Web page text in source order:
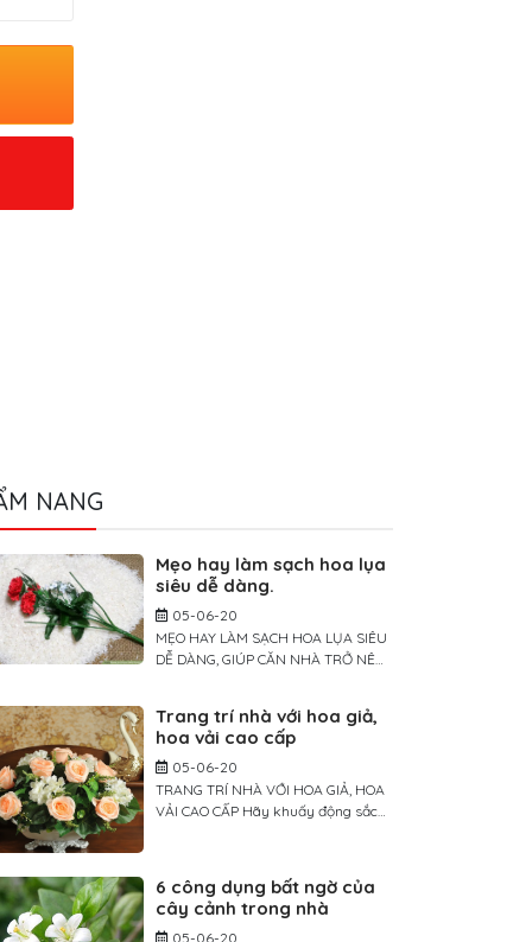
NANG
Mẹo hay làm sạch hoa lụa
siêu dễ dàng.
05-06-20
MẸO HAY LÀM SẠCH HOA LỤA SIÊU
DỄ DÀNG, GIÚP CĂN NHÀ TRỞ NÊN
thời gian, hoa lụa cũng cần được lau
chùi để trông luôn sống động và tươi
mới. Để làm sạch sâu, bạn có thể
rửa hoa bằng nước hoặc […]
Trang trí nhà với hoa giả,
hoa vải cao cấp
05-06-20
TRANG TRÍ NHÀ VỚI HOA GIẢ, HOA
VẢI CAO CẤP Hãy khuấy động sắc
Trang trí không gian sống nhà mình
với nhiều màu sắc hoa yêu kiều
không phải là điều mới mẻ. Tuy
6 công dụng bất ngờ của
cây cảnh trong nhà
05-06-20